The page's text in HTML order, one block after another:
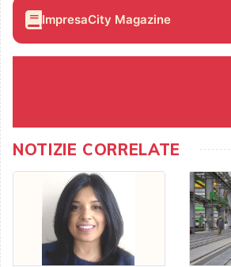
ImpresaCity Magazine
NOTIZIE CORRELATE